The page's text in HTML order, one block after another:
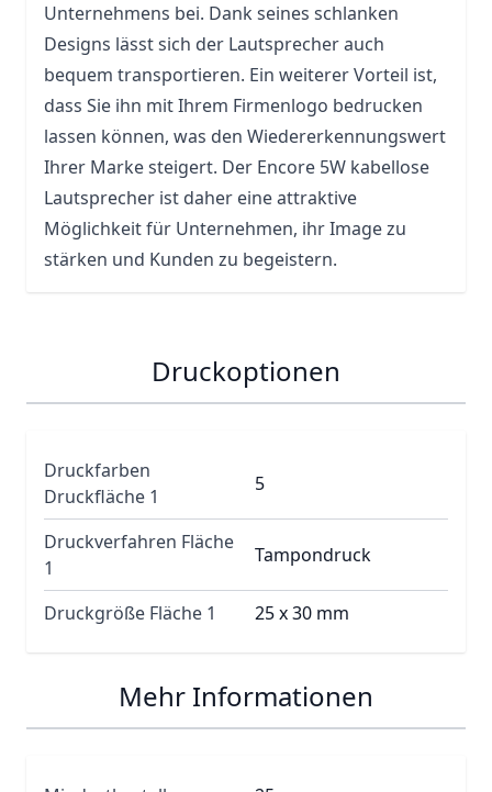
Unternehmens bei. Dank seines schlanken
Designs lässt sich der Lautsprecher auch
bequem transportieren. Ein weiterer Vorteil ist,
dass Sie ihn mit Ihrem Firmenlogo bedrucken
lassen können, was den Wiedererkennungswert
Ihrer Marke steigert. Der Encore 5W kabellose
Lautsprecher ist daher eine attraktive
Möglichkeit für Unternehmen, ihr Image zu
stärken und Kunden zu begeistern.
Druckoptionen
Druckfarben
Druckfläche 1
5
Druckverfahren Fläche
1
Tampondruck
Druckgröße Fläche 1 25 x 30 mm
Mehr Informationen